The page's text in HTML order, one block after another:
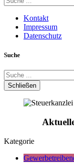
Kontakt
Impressum
Datenschutz
Suche
Schließen
Kategorie